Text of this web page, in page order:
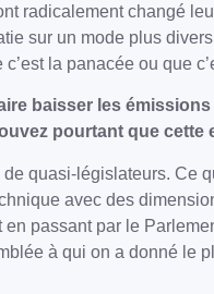
radicalement changé
sur un mode plus
la panacée ou que
baisser les
pourtant que
quasi-législateurs. Ce
avec des
passant par le
à qui on a donné le